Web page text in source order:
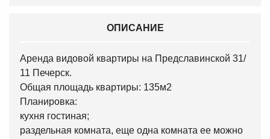
ОПИСАНИЕ
Аренда видовой квартиры на Предславинской 31/
11 Печерск.
Общая площадь квартиры: 135м2
Планировка:
кухня гостиная;
раздельная комната, еще одна комната ее можно